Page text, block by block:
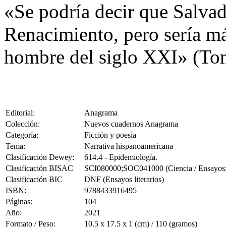
«Se podría decir que
Renacimiento, pero sería
hombre del siglo XXI»
Editorial:
Anagrama
Colección:
Nuevos cuadernos Anagrama
Categoría:
Ficción y poesía
Tema:
Narrativa hispanoamericana
Clasificación Dewey:
614.4 - Epidemiología.
Clasificación BISAC
SCI080000;SOC041000 (Ciencia /
Clasificación BIC
DNF (Ensayos literarios)
ISBN:
9788433916495
Páginas:
104
Año:
2021
Formato / Peso:
10.5 x 17.5 x 1 (cm) / 110 (gramos)